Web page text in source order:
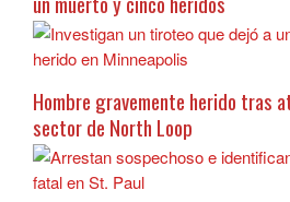
Hombre gravemente herido tras
sector de North Loop